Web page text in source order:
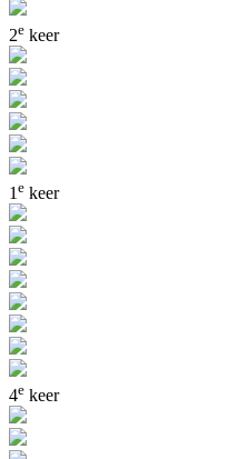
2e keer
1 e keer
4e keer